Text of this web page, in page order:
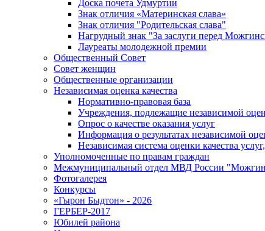
Доска почета Удмуртии
Знак отличия «Материнская слава»
Знак отличия "Родительская слава"
Нагрудный знак "За заслуги перед
Лауреаты молодежной премии
Общественный Совет
Совет женщин
Общественные организации
Независимая оценка качества
Нормативно-правовая база
Учреждения, подлежащие независимой
Опрос о качестве оказания услуг
Информация о результатах независимой
Независимая система оценки качества
Уполномоченные по правам граждан
Межмуниципальный отдел МВД России
Фотогалерея
Конкурсы
«Гырон Быдтон» - 2026
ГЕРБЕР-2017
Юбилей района